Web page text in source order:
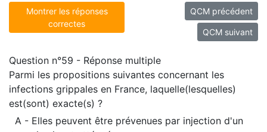
Montrer les réponses
correctes
QCM précédent
QCM suivant
Question n°59 - Réponse multiple
Parmi les propositions suivantes concernant les
infections grippales en France, laquelle(lesquelles)
est(sont) exacte(s) ?
A - Elles peuvent être prévenues par injection d'un